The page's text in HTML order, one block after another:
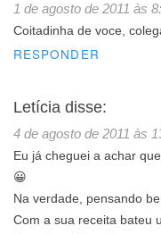
1 de agosto de 2011 às
Coitadinha de voce,
RESPONDER
Letícia disse:
4 de agosto de 2011 às
Eu já cheguei a achar
😀
Na verdade, pensando
Com a sua receita bateu